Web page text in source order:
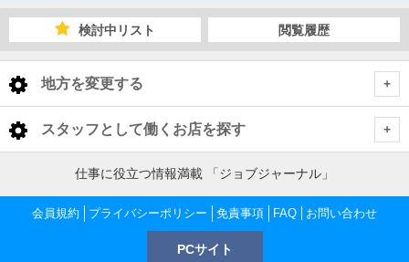
埼玉県
さいたま市・中央地域 デリヘル送迎ドライバー
大宮・さいたま・浦和 デリヘル送迎ドライバー
越谷・東部地域
越谷・東部地域 デリヘル送迎ドライバー
千葉市
千葉市 デリヘル送迎ドライバー
茨城県 デリヘル送迎ドライバー
土浦・取手・つくば・石岡
栃木県
栃木県 デリヘル送迎ドライバー
群馬県
検討中リスト 閲覧履歴
地方を変更する
< 全国トップ
北海道 男性高収入
東北 男性高収入
南関東 男性高収入
スタッフとして働くお店を探す
東京都
東京 男性高収入
神奈川県
仕事に役立つ情報満載 「ジョブジャーナル」
会員規約 プライバシーポリシー 免責事項 FAQ お問い合わせ
PCサイト